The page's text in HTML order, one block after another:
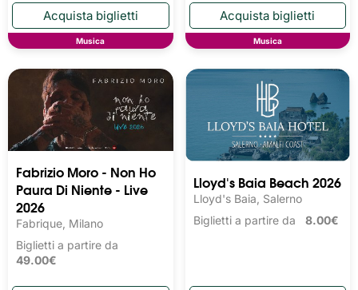
Musica Musica
Fabrizio Moro - Non Ho
Paura Di Niente - Live
2026
Fabrique, Milano
Biglietti a partire da
49.00€
Lloyd's Baia Beach 2026
Lloyd's Baia, Salerno
Biglietti a partire da 8.00€